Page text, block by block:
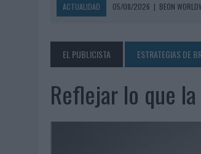
ACTUALIDAD 05/08/2026 | BEON
05/08/2026 | LOPESAN HOTELS & RESORTS
05/08/2026
LUIS ARQUILLOS (BURGO DE
MONEDA”
EL PUBLICISTA ESTRATEGIAS DE
Reflejar lo que